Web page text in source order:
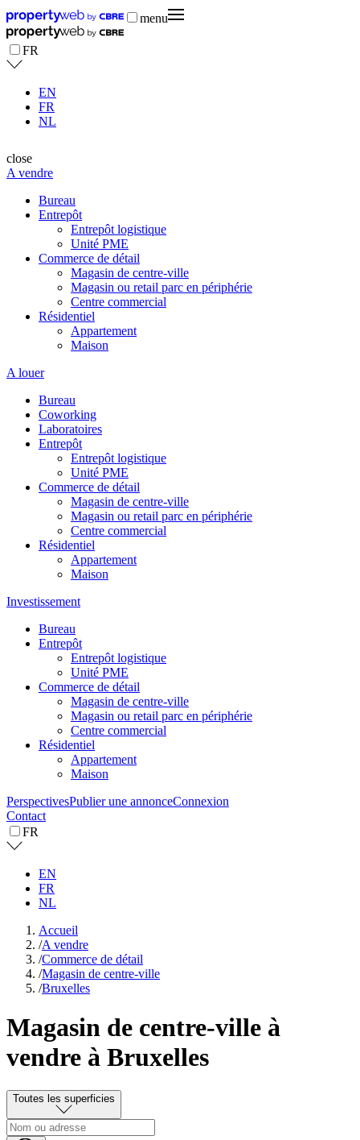
menu
FR
EN
FR
NL
close
A vendre
Bureau
Entrepôt
Entrepôt logistique
Unité PME
Commerce de détail
Magasin de centre-ville
Magasin ou retail parc en périphérie
Centre commercial
Résidentiel
Appartement
Maison
A louer
Bureau
Coworking
Laboratoires
Entrepôt
Entrepôt logistique
Unité PME
Commerce de détail
Magasin de centre-ville
Magasin ou retail parc en périphérie
Centre commercial
Résidentiel
Appartement
Maison
Investissement
Bureau
Entrepôt
Entrepôt logistique
Unité PME
Commerce de détail
Magasin de centre-ville
Magasin ou retail parc en périphérie
Centre commercial
Résidentiel
Appartement
Maison
PerspectivesPublier une annonceConnexion
Contact
FR
EN
FR
NL
Accueil
/A vendre
/Commerce de détail
/Magasin de centre-ville
/Bruxelles
Magasin de centre-ville à
vendre à Bruxelles
Toutes les superficies